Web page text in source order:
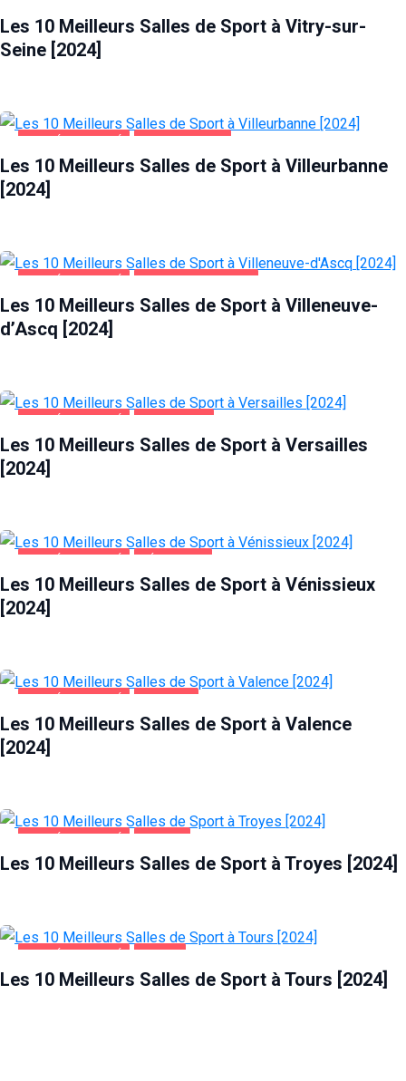
Les 10 Meilleurs Salles de Sport à Vitry-sur-
Seine [2024]
Les 10 Meilleurs Salles de Sport à Villeurbanne
[2024]
Les 10 Meilleurs Salles de Sport à Villeneuve-
d’Ascq [2024]
Les 10 Meilleurs Salles de Sport à Versailles
[2024]
Les 10 Meilleurs Salles de Sport à Vénissieux
[2024]
Les 10 Meilleurs Salles de Sport à Valence
[2024]
Les 10 Meilleurs Salles de Sport à Troyes [2024]
Les 10 Meilleurs Salles de Sport à Tours [2024]